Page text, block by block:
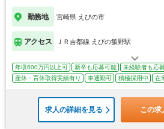
勤務地 宮崎県 えびの市
アクセス ＪＲ吉都線 えびの飯野駅
年収600万円以上可 新卒も応募可能 未経験者も応
産休・育休取得実績有り
車通勤可 積極採用中 在
求人の詳細を見る この求